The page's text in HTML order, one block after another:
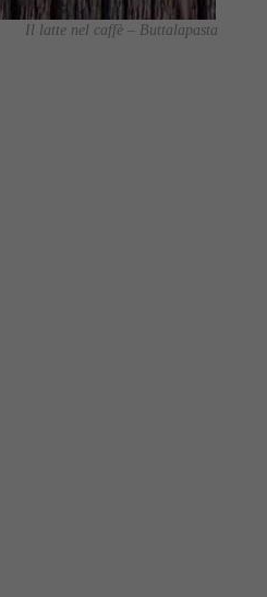
Il latte nel caffè – Buttalapasta